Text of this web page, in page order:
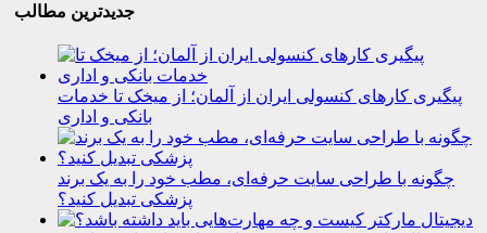
جدیدترین مطالب
پیگیری کارهای کنسولی ایران از آلمان؛ از میخک تا خدمات
بانکی و اداری
چگونه با طراحی سایت حرفه‌ای، مطب خود را به یک برند
پزشکی تبدیل کنید؟